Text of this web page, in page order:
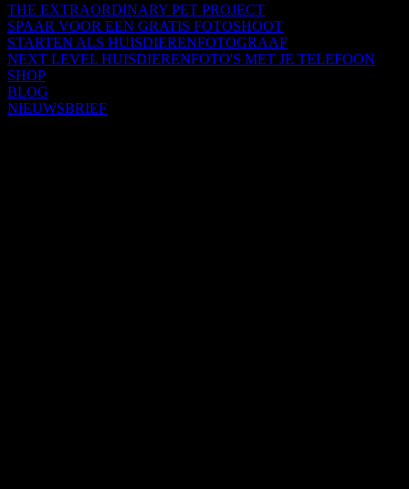
THE EXTRAORDINARY PET PROJECT
SPAAR VOOR EEN GRATIS FOTOSHOOT
STARTEN ALS HUISDIERENFOTOGRAAF
NEXT LEVEL HUISDIERENFOTO'S MET JE TELEFOON
SHOP
BLOG
NIEUWSBRIEF